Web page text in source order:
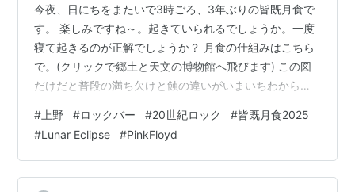
今夜、日にちをまたいで3時ごろ、3年ぶりの皆既月食で
す。 楽しみですね～。起きていられるでしょうか。一度
寝て起きるのが正解でしょうか？ 月食の仕組みはこちら
で。(クリックで郷土と天文の博物館へ飛びます) この図
だけだと普段の満ち欠けと蝕の違いがいまいちわからな
図だけ見ると毎日見れそうな気がしてしまう。 はい、で
は月食、英語でLunar Eclipse。 Eclipse ピンク・フロイ
ド ロック ¥255 provided courtesy of iTunes eclipseだ
けだと蝕ですが、アルバムが月(の裏側)なので月食ってこ
# 上野 #ロックバー #20世紀ロック #皆既月食2025
#Lunar Eclipse #PinkFloyd